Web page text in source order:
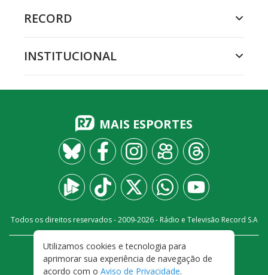
RECORD
INSTITUCIONAL
MAIS ESPORTES
Todos os direitos reservados - 2009-2026- Rádio e Televisão Record S.A
FALE CONOSCO
PRIVACIDADE
TERMOS E CONDIÇÕES DE USO
Utilizamos cookies e tecnologia para
aprimorar sua experiência de navegação de
acordo com o Aviso de Privacidade.